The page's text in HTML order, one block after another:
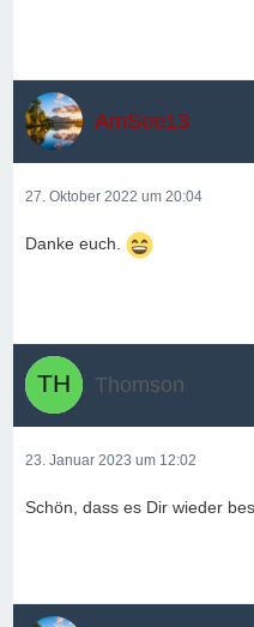
AmSee13
27. Oktober 2022 um 20:04
Danke euch.
Thomson
23. Januar 2023 um 12:02
Schön, dass es Dir wieder